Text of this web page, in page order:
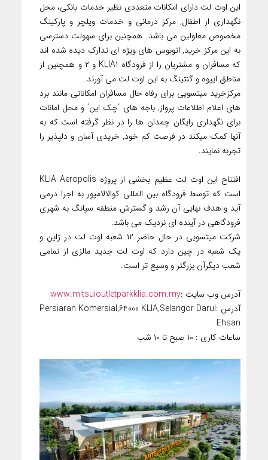
این اوت لت دارای امکانات متعددی نظیر خدمات بانکی، محل
نگهداری از اطفال, مرکز درمانی و خدمات ویلچر و پارکینگ
مخصوص معلولین می باشد. همچنین برای سهولت دسترسی
به این مرکز خرید, اتوبوس های ویژه ای تدارک دیده شده اند
که مسافران و مشتریان را از فرودگاه KLIA1 و ۲ و همچنین از
مناطق ایپوه و گنتینگ به این اوت لت می آورند.
مرکزخرید میتسویی برای رفاه حال مسافران امکاناتی مانند برد
های اعلام اطلاعات پرواز, باجه های ‘چک این’ و محل امانات
برای نگهداری رایگان چمدان ها را در نظر گرفته است که به
آنها کمک میکند در فرصت کم خود, خریدی آسان و دلپذیر را
تجربه نمایند.
افتتاح این اوت لت عظیم بخشی از پروژه KLIA Aeropolis
است که توسط فرودگاه بین المللی کوالالامپور به اجرا درمی
آید و هدف نهایی آن رشد و گسترش منطقه سپانگ به شهری
فرودگاهی در آینده ای نزدیک می باشد.
شرکت میتسویی در حال حاضر ۱۲ شعبه اوت لت در ژاپن و
یک شعبه در چین دارد که اوت لت جدید مالزی از تمامی
شعب دیگرآن بزرگتر و وسیع تر است.
آدرس وب سایت :www.mitsuioutletparkklia.com.my
آدرس :Persiaran Komersial,64000 KLIA,Selangor Darul
Ehsan
ساعات کاری : ۱۰ صبح تا ۱۰ شب